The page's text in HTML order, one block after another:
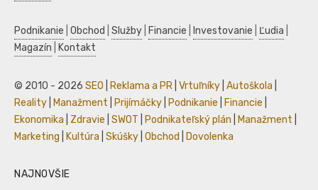
Podnikanie Obchod Služby Financie Investovanie Ľudia
Magazín
Kontakt
© 2010 - 2026 SEO Reklama a PR Vrtuľníky Autoškola
Reality
Manažment Prijímáčky Podnikanie Financie
Ekonomika
Zdravie SWOT Podnikateľský plán Manažment
Marketing
Kultúra Skúšky Obchod Dovolenka
NAJNOVŠIE